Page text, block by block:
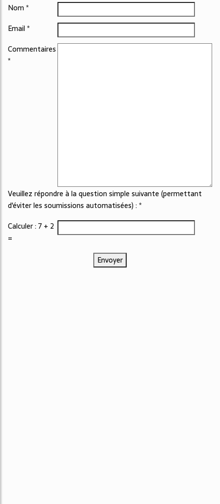
Nom *
Email *
Commentaires
*
Veuillez répondre à la question simple suivante (permettant
d'éviter les soumissions automatisées) : *
Calculer : 7 + 2
=